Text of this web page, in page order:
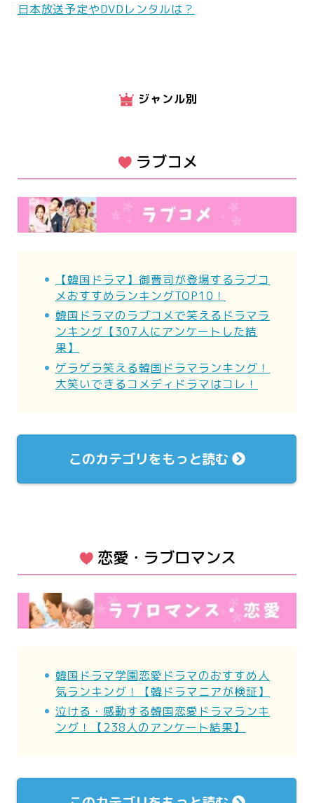
日本放送予定やDVDレンタルは？
ジャンル別
ラブコメ
【韓国ドラマ】御曹司が登場するラブコ
メおすすめランキングTOP10！
韓国ドラマのラブコメで笑えるドラマラ
ンキング【307人にアンケートした結
果】
ゲラゲラ笑える韓国ドラマランキング！
大笑いできるコメディドラマはコレ！
このカテゴリをもっと読む
恋愛・ラブロマンス
韓国ドラマ学園恋愛ドラマのおすすめ人
気ランキング！【韓ドラマニアが検証】
泣ける・感動する韓国恋愛ドラマランキ
ング！【238人のアンケート結果】